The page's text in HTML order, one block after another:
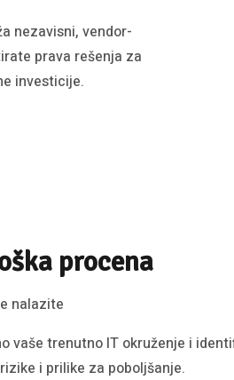
nezavisni, vendor-
prava rešenja za
investicije.
procena
nalazite
vaše trenutno IT okruženje i
i prilike za poboljšanje.